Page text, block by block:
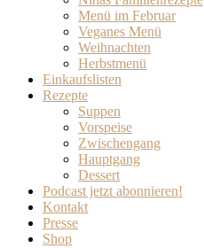
Menü im Februar
Veganes Menü
Weihnachten
Herbstmenü
Einkaufslisten
Rezepte
Suppen
Vorspeise
Zwischengang
Hauptgang
Dessert
Podcast jetzt abonnieren!
Kontakt
Presse
Shop